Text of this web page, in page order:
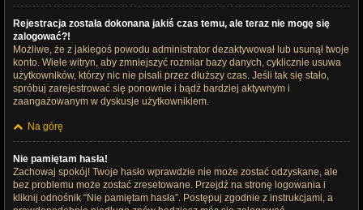
Rejestracja została dokonana jakiś czas temu, ale teraz nie mogę się
zalogować?!
Możliwe, że z jakiegoś powodu administrator dezaktywował lub usunął twoje
konto. Wiele witryn, aby zmniejszyć rozmiar bazy danych, cyklicznie usuwa
użytkowników, którzy nic nie pisali przez dłuższy czas. Jeśli tak się stało,
spróbuj zarejestrować się ponownie i bądź bardziej aktywnym i
zaangażowanym w dyskusje użytkownikiem.
Na górę
Nie pamiętam hasła!
Zachowaj spokój! Twoje hasło wprawdzie nie może zostać odzyskane, ale
bez problemu może zostać zresetowane. Przejdź na stronę logowania i
kliknij odnośnik “Nie pamiętam hasła”. Postępuj zgodnie z instrukcjami, a